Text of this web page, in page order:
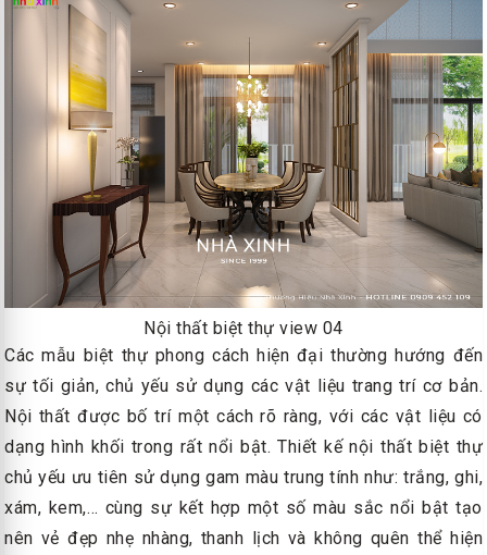
Nội thất biệt thự view 04
Các mẫu biệt thự phong cách hiện đại thường hướng đến
sự tối giản, chủ yếu sử dụng các vật liệu trang trí cơ bản.
Nội thất được bố trí một cách rõ ràng, với các vật liệu có
dạng hình khối trong rất nổi bật. Thiết kế nội thất biệt thự
chủ yếu ưu tiên sử dụng gam màu trung tính như: trắng, ghi,
xám, kem,… cùng sự kết hợp một số màu sắc nổi bật tạo
nên vẻ đẹp nhẹ nhàng, thanh lịch và không quên thể hiện